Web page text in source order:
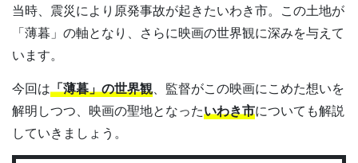
当時、震災により原発事故が起きたいわき市。この土地が
「薄暮」の軸となり、さらに映画の世界観に深みを与えて
います。
今回は「薄暮」の世界観、監督がこの映画にこめた想いを
解明しつつ、映画の聖地となったいわき市についても解説
していきましょう。